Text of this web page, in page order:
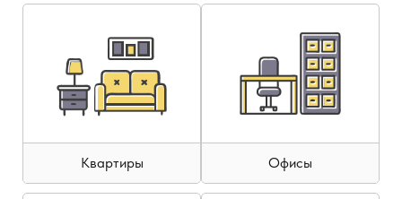
Квартиры Офисы